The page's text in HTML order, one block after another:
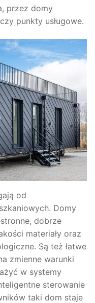
przez domy
punkty usługowe.
od
Domy
dobrze
materiały oraz
Są też łatwe
zmienne warunki
w systemy
sterowanie
taki dom staje